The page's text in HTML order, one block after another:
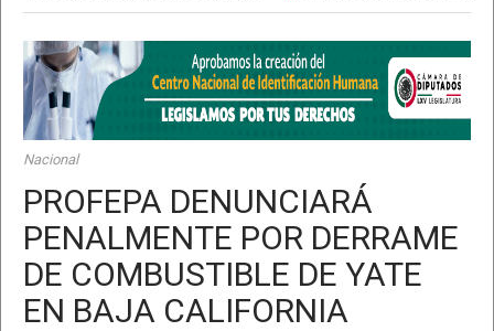
Nacional
PROFEPA DENUNCIARÁ
PENALMENTE POR DERRAME
DE COMBUSTIBLE DE YATE
EN BAJA CALIFORNIA